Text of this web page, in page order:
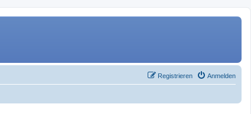
Anmelden
Registrieren